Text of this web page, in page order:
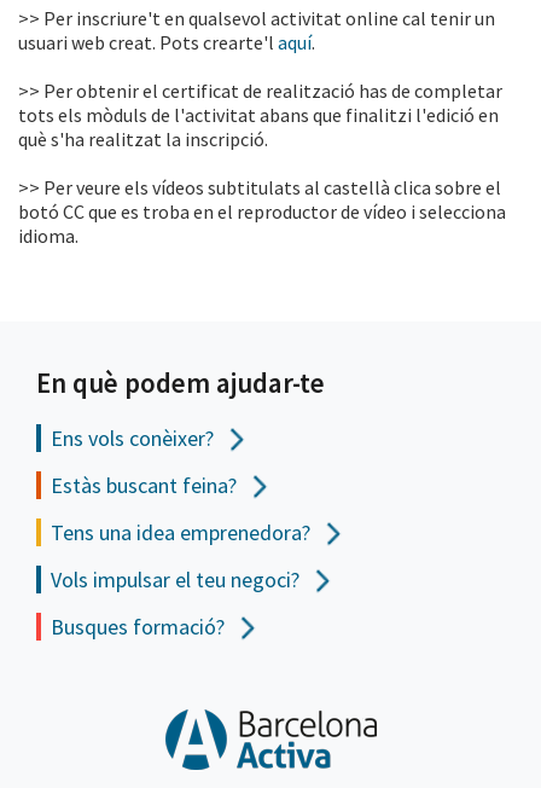
>> Per inscriure't en qualsevol activitat online cal tenir un
usuari web creat. Pots crearte'l aquí.
>> Per obtenir el certificat de realització has de completar
tots els mòduls de l'activitat abans que finalitzi l'edició en
què s'ha realitzat la inscripció.
>> Per veure els vídeos subtitulats al castellà clica sobre el
botó CC que es troba en el reproductor de vídeo i selecciona
idioma.
En què podem ajudar-te
Ens vols conèixer?
Estàs buscant feina?
Tens una idea emprenedora?
Vols impulsar el teu negoci?
Busques formació?